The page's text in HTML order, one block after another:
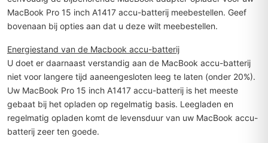
MacBook Pro 15 inch A1417 accu-batterij meebestellen. Geef
bovenaan bij opties aan dat u deze wilt meebestellen.
Energiestand van de Macbook accu-batterij
U doet er daarnaast verstandig aan de MacBook accu-batterij
niet voor langere tijd aaneengesloten leeg te laten (onder 20%).
Uw MacBook Pro 15 inch A1417 accu-batterij is het meeste
gebaat bij het opladen op regelmatig basis. Leegladen en
regelmatig opladen komt de levensduur van uw MacBook accu-
batterij zeer ten goede.